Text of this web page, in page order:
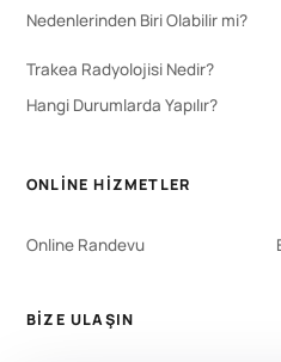
Nedenlerinden Biri Olabilir mi?
Trakea Radyolojisi Nedir?
Hangi Durumlarda Yapılır?
ONLINE HIZMETLER
Online Randevu
BIZE ULAŞIN